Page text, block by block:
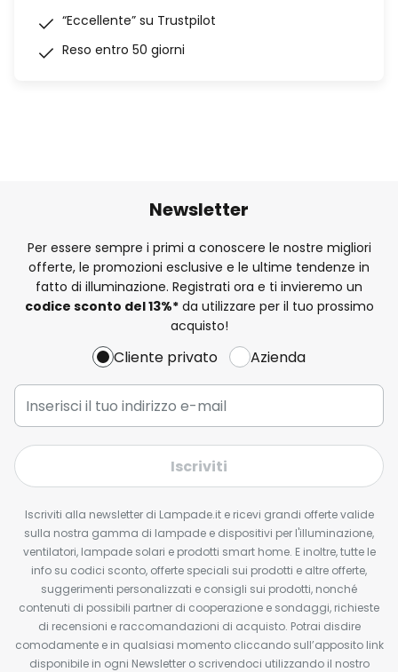
“Eccellente” su Trustpilot
Reso entro 50 giorni
Newsletter
Per essere sempre i primi a conoscere le nostre migliori
offerte, le promozioni esclusive e le ultime tendenze in
fatto di illuminazione. Registrati ora e ti invieremo un
codice sconto del13%*da utilizzare per il tuo prossimo
acquisto!
Cliente privato Azienda
Iscriviti
Iscriviti alla newsletter di Lampade.it e ricevi grandi offerte valide
sulla nostra gamma di lampade e dispositivi per l'illuminazione,
ventilatori, lampade solari e prodotti smart home. E inoltre, tutte le
info su codici sconto, offerte speciali sui prodotti e altre offerte,
suggerimenti personalizzati e consigli sui prodotti, nonché
contenuti di possibili partner di cooperazione e sondaggi, richieste
di recensioni e raccomandazioni di acquisto. Potrai disdire
comodamente e in qualsiasi momento cliccando sull’apposito link
disponibile in ogni Newsletter o scrivendoci utilizzando il nostro